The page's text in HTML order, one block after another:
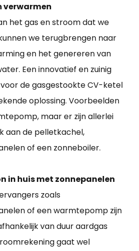
verwarmen
het gas en stroom dat we
we terugbrengen naar
en het genereren van
Een innovatief en zuinig
de gasgestookte CV-ketel
oplossing. Voorbeelden
maar er zijn allerlei
aan de pelletkachel,
of een zonneboiler.
in huis met zonnepanelen
zoals
of een warmtepomp zijn
van duur aardgas
gaat wel